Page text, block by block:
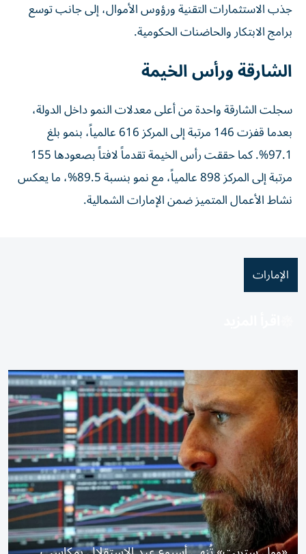
جذب الاستثمارات التقنية ورؤوس الأموال، إلى جانب توسع
برامج الابتكار والحاضنات الحكومية.
الشارقة ورأس الخيمة
سجلت الشارقة واحدة من أعلى معدلات النمو داخل الدولة،
بعدما قفزت 146 مرتبة إلى المركز 616 عالمياً، بنمو بلغ
97.1%. كما حققت رأس الخيمة تقدماً لافتاً بصعودها 155
مرتبة إلى المركز 898 عالمياً، مع نمو بنسبة 89.5%، ما يعكس
نشاط الأعمال المتميز ضمن الإمارات الشمالية.
الإمارات